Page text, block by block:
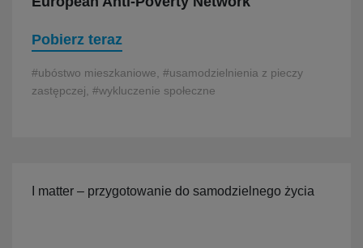
Pobierz teraz
#ubóstwo mieszkaniowe, #usamodzielnienia z pieczy
zastępczej, #wykluczenie społeczne
I matter – przygotowanie do samodzielnego życia